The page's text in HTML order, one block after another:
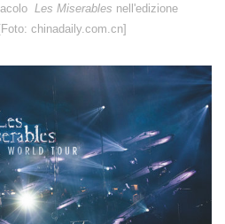
Les Miserables nell'edizione
chinadaily.com.cn]